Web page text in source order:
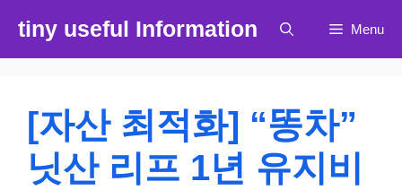
츠
tiny useful Information Menu
[자산 최적화] “똥차”
닛산 리프 1년 유지비